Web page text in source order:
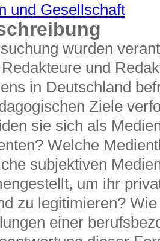
und Gesellschaft
wurden
und
in Deutschland
Ziele
sie sich als
Welche
subjektiven
um ihr
zu legitimieren?
einer